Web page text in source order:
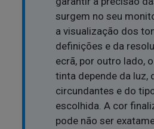
surgem no seu
a visualização dos
definições e da
ecrã, por outro lado,
tinta depende da luz,
circundantes e do
escolhida. A cor
pode não ser